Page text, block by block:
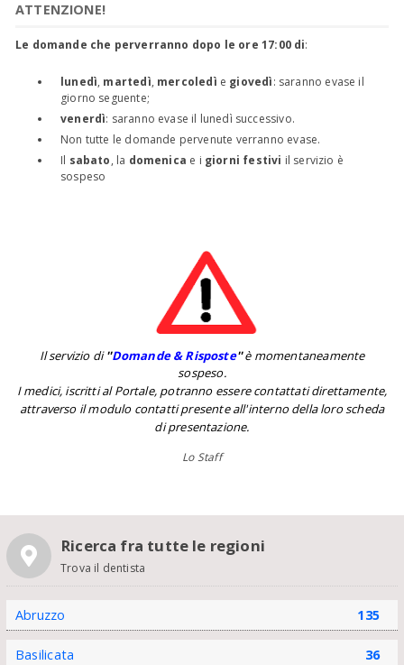
ATTENZIONE!
Le domande che perverranno dopo le ore 17:00 di:
lunedì, martedì, mercoledì e giovedì: saranno evase il
giorno seguente;
venerdì: saranno evase il lunedì successivo.
Non tutte le domande pervenute verranno evase.
Il sabato, la domenica e i giorni festivi il servizio è
sospeso
Il servizio di''Domande & Risposte''è momentaneamente
sospeso.
I medici, iscritti al Portale, potranno essere contattati direttamente,
attraverso il modulo contatti presente all'interno della loro scheda
di presentazione.
Lo Staff
Ricerca fra tutte le regioni
Trova il dentista
Abruzzo 135
Basilicata 36